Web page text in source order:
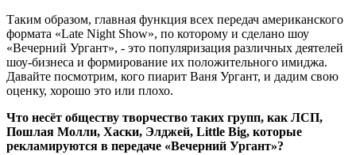
Таким образом, главная функция всех передач американского
формата «Late Night Show», по которому и сделано шоу
«Вечерний Ургант», - это популяризация различных деятелей
шоу-бизнеса и формирование их положительного имиджа.
Давайте посмотрим, кого пиарит Ваня Ургант, и дадим свою
оценку, хорошо это или плохо.
Что несёт обществу творчество таких групп, как ЛСП,
Пошлая Молли, Хаски, Элджей, Little Big, которые
рекламируются в передаче «Вечерний Ургант»?